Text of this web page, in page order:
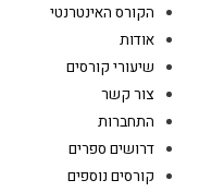
הקורס האינטרנטי
אודות
שיעורי קורסים
צור קשר
התחברות
דרושים ספרים
קורסים נוספים